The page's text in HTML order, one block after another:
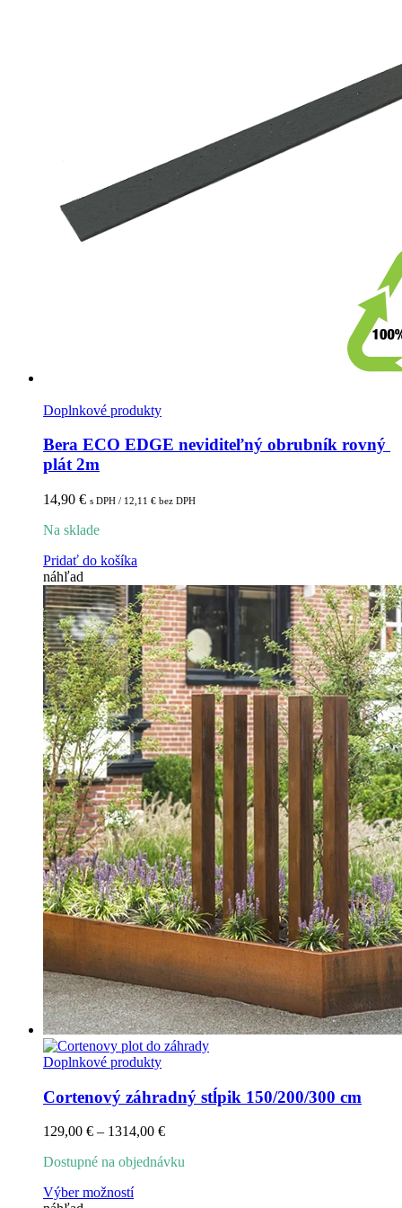
Doplnkové produkty
Bera ECO EDGE neviditeľný obrubník rovný
plát 2m
14,90 € s DPH / 12,11 € bez DPH
Na sklade
Pridať do košíka
náhľad
Doplnkové produkty
Cortenový záhradný stĺpik 150/200/300 cm
129,00 € – 1314,00 €Price
129,00 €
Dostupné na objednávku
Výber možnostíTento